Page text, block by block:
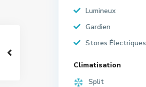
Lumineux
Gardien
Stores Électriques
Climatisation
Split